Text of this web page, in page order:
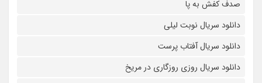
صدف کفش به پا
دانلود سریال نوبت لیلی
دانلود سریال آفتاب پرست
دانلود سریال روزی روزگاری در مریخ